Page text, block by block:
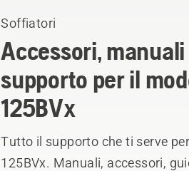
Soffiatori
Accessori, manuali
supporto per il
125BVx
Tutto il supporto che ti serve
125BVx. Manuali, accessori,